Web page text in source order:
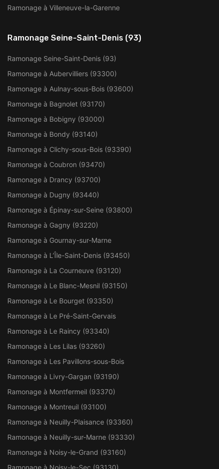
Ramonage à Villeneuve-la-Garenne
Ramonage Seine-Saint-Denis (93)
Ramonage Seine-Saint-Denis (93)
Ramonage à Aubervilliers (93300)
Ramonage à Aulnay-sous-Bois (93600)
Ramonage à Bagnolet (93170)
Ramonage à Bobigny (93000)
Ramonage à Bondy (93140)
Ramonage à Clichy-sous-Bois (93390)
Ramonage à Coubron (93470)
Ramonage à Drancy (93700)
Ramonage à Dugny (93440)
Ramonage à Épinay-sur-Seine (93800)
Ramonage à Gagny (93220)
Ramonage à Gournay-sur-Marne
Ramonage à L’Île-Saint-Denis (93450)
Ramonage à La Courneuve (93120)
Ramonage à Le Blanc-Mesnil (93150)
Ramonage à Le Bourget (93350)
Ramonage à Le Pré-Saint-Gervais
Ramonage à Le Raincy (93340)
Ramonage à Les Lilas (93260)
Ramonage à Les Pavillons-sous-Bois
Ramonage à Livry-Gargan (93190)
Ramonage à Montfermeil (93370)
Ramonage à Montreuil (93100)
Ramonage à Neuilly-Plaisance (93360)
Ramonage à Neuilly-sur-Marne (93330)
Ramonage à Noisy-le-Grand (93160)